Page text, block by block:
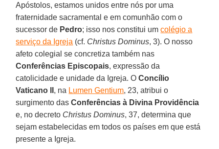
Apóstolos, estamos unidos entre nós por uma
fraternidade sacramental e em comunhão com o
sucessor de Pedro; isso nos constitui umcolégio a
serviço da Igreja (cf. Christus Dominus, 3). O nosso
afeto colegial se concretiza também nas
Conferências Episcopais, expressão da
catolicidade e unidade da Igreja. OConcílio
Vaticano II , na Lumen Gentium, 23, atribui o
surgimento dasConferências à Divina Providência
e, no decreto Christus Dominus, 37, determina que
sejam estabelecidas em todos os países em que está
presente a Igreja.